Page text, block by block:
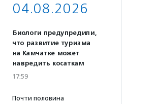
04.08.2026
Биологи предупредили,
что развитие туризма
на Камчатке может
навредить косаткам
17:59
Почти половина